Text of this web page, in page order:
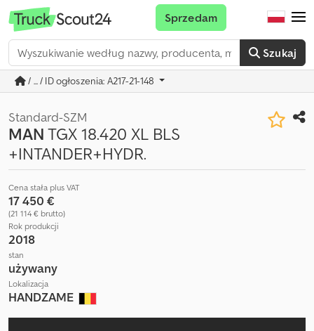
Szukaj
Sprzedam
/ ... / ID ogłoszenia: A217-21-148
Standard-SZM
MANTGX 18.420 XL BLS
+INTANDER+HYDR.
Cena stała plus VAT
17 450 €
(21 114 € brutto)
Rok produkcji
2018
stan
używany
Lokalizacja
HANDZAME